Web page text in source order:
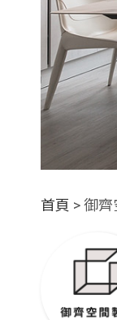
首頁 > 御